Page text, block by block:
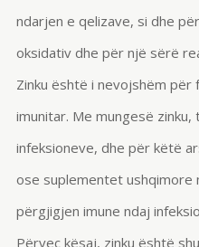
ndarjen e qelizave, si dhe
oksidativ dhe për një sërë
Zinku është i nevojshëm për
imunitar. Me mungesë
infeksioneve, dhe për këtë
ose suplementet ushqimore
përgjigjen imune ndaj
Përveç kësaj, zinku është